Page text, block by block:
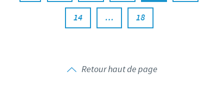
14 … 18
Retour haut de page